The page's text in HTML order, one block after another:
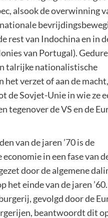
alsook de overwinning
rest van Indochina en in
van Portugal).
talrijke nationalistische
het verzet of aan de macht,
de Sovjet-Unie in wie ze
tegenover de VS en de
van de jaren ’70 is de
in een fase van
door de algemene
het einde van de jaren
gevolgd door de
beantwoordt dit